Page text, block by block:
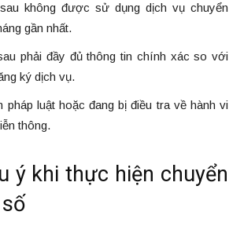
không được sử dụng dịch vụ chuyển
gần nhất.
phải đầy đủ thông tin chính xác so với
ký dịch vụ.
pháp luật hoặc đang bị điều tra về hành vi
thông.
ý khi thực hiện chuyển